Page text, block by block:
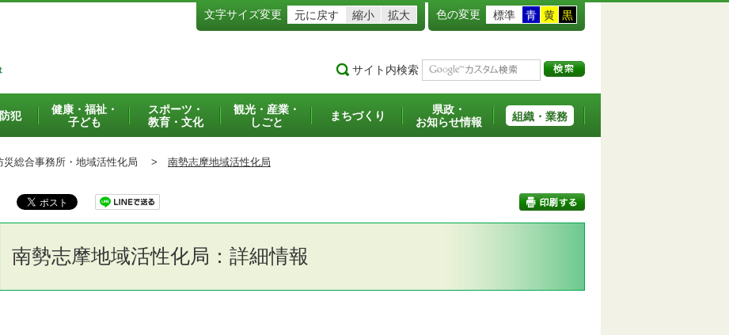
文字サイズ変更 元に戻す 縮小 拡大 色の変更 標準 青 黄 黒
サイト内検索
犯
健康・福祉・
子ども
スポーツ・
教育・文化
観光・産業・
しごと
まちづくり
県政・
お知らせ情報
組織・業務
総合事務所・地域活性化局 > 南勢志摩地域活性化局
南勢志摩地域活性化局：詳細情報